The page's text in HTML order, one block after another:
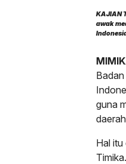
KAJIAN
awak
guna
Hal itu
Timika.